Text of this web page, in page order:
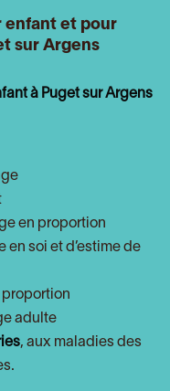
enfant et pour
sur Argens
à Puget sur Argens
en proportion
soi et d’estime de
proportion
adulte
, aux maladies des